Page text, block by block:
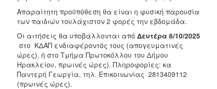
Απαραίτητη προϋπόθεση θα είναι η φυσική παρουσία
των παιδιών τουλάχιστον 2 φορές την εβδομάδα.
Οι αιτήσεις θα υποβάλλονται από Δευτέρα 6/10/2025
στο ΚΔΑΠ ενδιαφέροντός τους (απογευματινές
ώρες), ή στο Τμήμα Πρωτοκόλλου του Δήμου
Ηρακλείου, πρωινές ώρες). Πληροφορίες: κα
Παντερή Γεωργία, τηλ. Επικοινωνίας 2813409112
(πρωινές ώρες).